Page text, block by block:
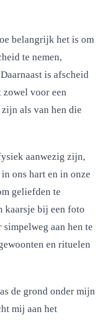
belangrijk het is om
te nemen,
is afscheid
zowel voor een
als van hen die
aanwezig zijn,
ons hart en in onze
geliefden te
kaarsje bij een foto
aan hen te
en rituelen
de grond onder mijn
mij aan het